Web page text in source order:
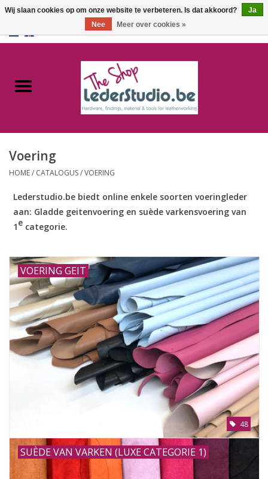
Catalogus
FAQ
Voering
HOME/ CATALOGUS/VOERING
Lederstudio.be biedt online enkele soorten voeringleder
aan: Gladde geitenvoering en suède varkensvoering van
1e categorie.
VOERING GEIT
48
SUÈDE VAN VARKEN (LUXE CATEGORIE 1)
Wij slaan cookies op om onze website te verbeteren. Is dat akkoord?
Ja
Nee
Meer over cookies »